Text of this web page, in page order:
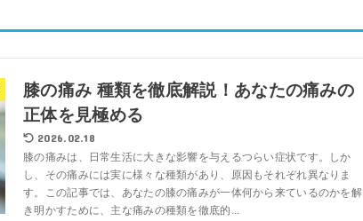
膝の痛み 種類を徹底解説！あなたの痛みの
正体を見極める
2026.02.18
膝の痛みは、日常生活に大きな影響を与えるつらい症状です。しか
し、その痛みには実に様々な種類があり、原因もそれぞれ異なりま
す。この記事では、あなたの膝の痛みが一体何から来ているのかを解
き明かすために、主な痛みの種類を徹底的...